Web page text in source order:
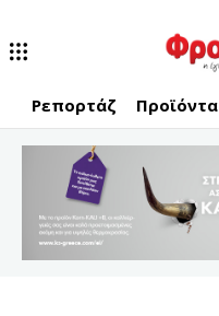
Ρεπορτάζ Προϊόντα